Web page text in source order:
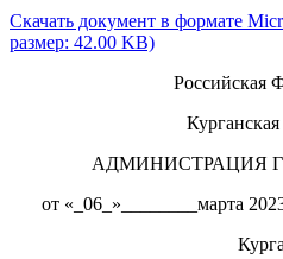
Скачать документ в формате
размер: 42.00 KB)
Российская
Курганская
АДМИНИСТРАЦИЯ
от «_06_»________марта